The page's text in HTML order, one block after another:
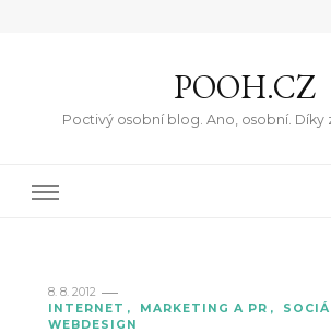
POOH.CZ
Poctivý osobní blog. Ano, osobní. Díky
8. 8. 2012
INTERNET
MARKETING A PR
WEBDESIGN